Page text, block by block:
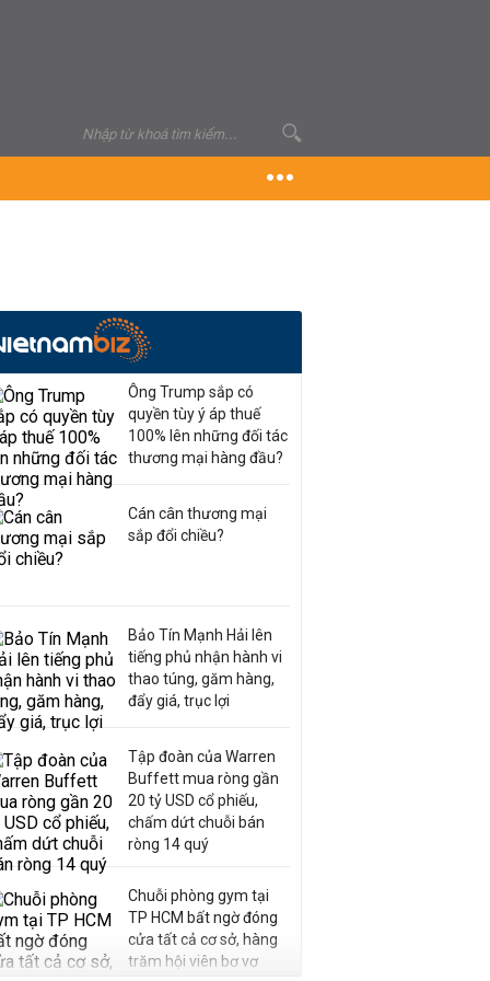
Ông Trump sắp có
quyền tùy ý áp thuế
100% lên những đối tác
thương mại hàng đầu?
Cán cân thương mại
sắp đổi chiều?
Bảo Tín Mạnh Hải lên
tiếng phủ nhận hành vi
thao túng, găm hàng,
đẩy giá, trục lợi
Tập đoàn của Warren
Buffett mua ròng gần
20 tỷ USD cổ phiếu,
chấm dứt chuỗi bán
ròng 14 quý
Chuỗi phòng gym tại
TP HCM bất ngờ đóng
cửa tất cả cơ sở, hàng
trăm hội viên bơ vơ